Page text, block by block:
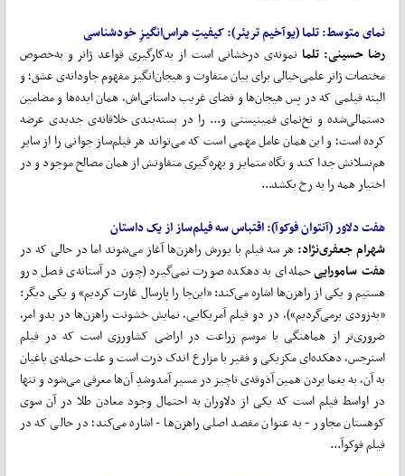
نمای متوسط: تلما (یوآخیم تریئر): کیفیتِ هراسانگیزِ خودشناسی
رضا حسینی: تلمانمونه‌ی درخشانی است از به‌کارگیری قواعد ژانر و به‌خصوص
مختصات ژانر علمی‌خیالی برای بیان متفاوت و هیجان‌انگیز مفهوم جاودانه‌ی عشق؛ و
البته فیلمی که در پس هیجان‌ها و فضای غریب داستانی‌اش، همان ایده‌ها و مضامین
دستمالی‌شده و نخ‌نمای فمینیستی و... را در بسته‌بندی خلاقانه‌ی جدیدی عرضه
کرده است؛ و این همان عامل مهمی است که می‌تواند هر فیلم‌ساز جوانی را از سایر
هم‌نسلانش جدا ‌کند و نگاه متمایز و بهره‌گیری متفاوتش از همان مصالح موجود و در
اختیار همه را به رخ بکشد...
هفت دلاور(آنتوان فوکوآ): اقتباس سه فیلمساز از یک داستان
شهرام جعفرینژاد:هر سه فیلم با یورش راهزن‌ها آغاز می‌شوند اما در حالی که در
هفت ساموراییحمله‌ای به دهکده صورت نمی‌گیرد (چون در آستانه‌ی فصل درو
هستیم و یکی از راهزن‌ها اشاره می‌کند: «این‌جا را پارسال غارت کردیم» و یکی دیگر:
«به‌زودی برمی‌گردیم»)، در دو فیلم آمریکایی، نمایش خشونت راهزن‌ها در بدو امر،
ضروری‌تر از هماهنگی با موسم زراعت در اراضی کشاورزی است که در فیلم
استرجس، دهکده‌ای مکزیکی و فقیر با مزارع اندک ذرت است و علت حمله‌ی یاغیان
به آن، به یغما بردن همین آذوقه‌ی ناچیز در مسیر آمدوشدِ آن‌ها معرفی می‌شود و تنها
در اواسط فیلم است که یکی از دلاوران به احتمال وجود معادن طلا در آن سوی
کوهستان مجاور - به عنوان مقصد اصلی راهزن‌ها - اشاره می‌کند؛ در حالی که در
فیلم فوکوآ...